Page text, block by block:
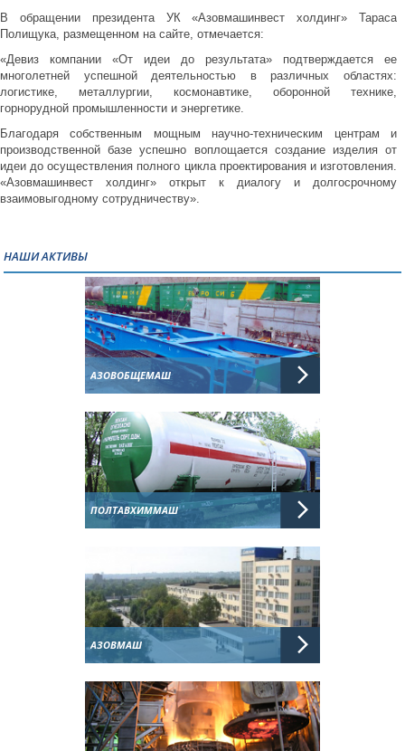
В обращении президента УК «Азовмашинвест холдинг» Тараса
Полищука, размещенном на сайте, отмечается:
«Девиз компании «От идеи до результата» подтверждается ее
многолетней успешной деятельностью в различных областях:
логистике, металлургии, космонавтике, оборонной технике,
горнорудной промышленности и энергетике.
Благодаря собственным мощным научно-техническим центрам и
производственной базе успешно воплощается создание изделия от
идеи до осуществления полного цикла проектирования и изготовления.
«Азовмашинвест холдинг» открыт к диалогу и долгосрочному
взаимовыгодному сотрудничеству».
НАШИ АКТИВЫ
АЗОВОБЩЕМАШ
ПОЛТАВХИММАШ
АЗОВМАШ